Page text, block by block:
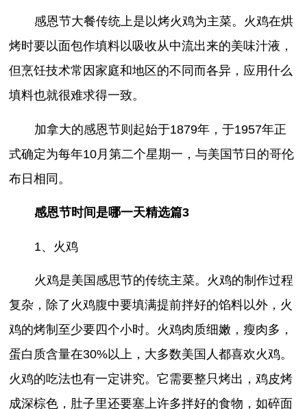
感恩节大餐传统上是以烤火鸡为主菜。火鸡在烘
烤时要以面包作填料以吸收从中流出来的美味汁液，
但烹饪技术常因家庭和地区的不同而各异，应用什么
填料也就很难求得一致。
加拿大的感恩节则起始于1879年，于1957年正
式确定为每年10月第二个星期一，与美国节日的哥伦
布日相同。
感恩节时间是哪一天精选篇3
1、火鸡
火鸡是美国感思节的传统主菜。火鸡的制作过程
复杂，除了火鸡腹中要填满提前拌好的馅料以外，火
鸡的烤制至少要四个小时。火鸡肉质细嫩，瘦肉多，
蛋白质含量在30%以上，大多数美国人都喜欢火鸡。
火鸡的吃法也有一定讲究。它需要整只烤出，鸡皮烤
成深棕色，肚子里还要塞上许多拌好的食物，如碎面